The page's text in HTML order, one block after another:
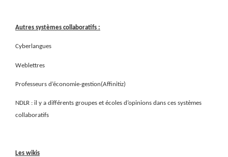
Autres systèmes collaboratifs :
Cyberlangues
Weblettres
Professeurs d’économie-gestion(Affinitiz)
NDLR : il y a différents groupes et écoles d’opinions dans ces systèmes
collaboratifs
Les wikis